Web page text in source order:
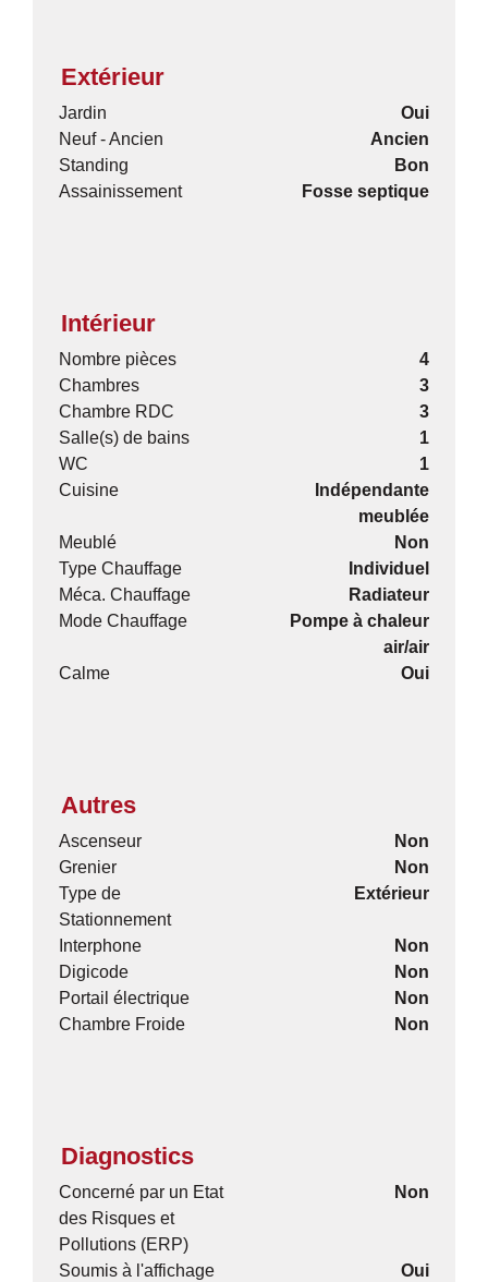
Extérieur
Jardin
Oui
Neuf - Ancien
Ancien
Standing
Bon
Assainissement
Fosse septique
Intérieur
Nombre pièces
4
Chambres
3
Chambre RDC
3
Salle(s) de bains
1
WC
1
Cuisine
Indépendante
meublée
Meublé
Non
Type Chauffage
Individuel
Méca. Chauffage
Radiateur
Mode Chauffage
Pompe à chaleur
air/air
Calme
Oui
Autres
Ascenseur
Non
Grenier
Non
Type de
Stationnement
Extérieur
Interphone
Non
Digicode
Non
Portail électrique
Non
Chambre Froide
Non
Diagnostics
Concerné par un Etat
des Risques et
Pollutions (ERP)
Non
Soumis à l'affichage
Oui